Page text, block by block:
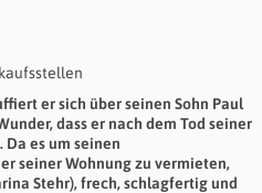
er sich über seinen Sohn Paul
dass er nach dem Tod seiner
es um seinen
seiner Wohnung zu vermieten,
Stehr), frech, schlagfertig und